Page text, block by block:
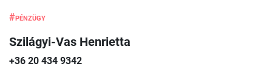
#pénzügy
Szilágyi-Vas Henrietta
+36 20 434 9342